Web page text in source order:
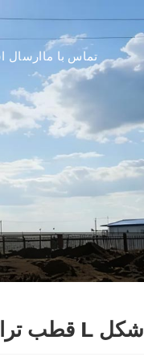
ارسالتماس با ما
قطب ترافیک L شکل